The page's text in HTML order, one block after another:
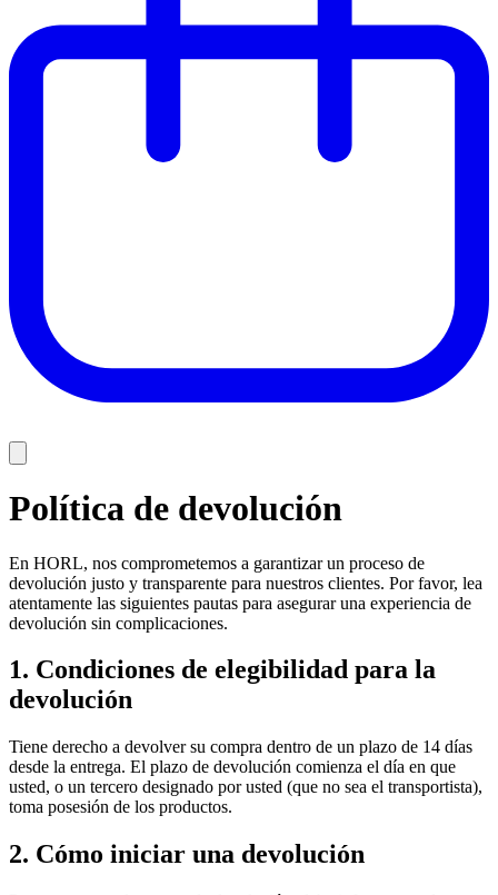
Política de devolución
En HORL, nos comprometemos a garantizar un proceso de
devolución justo y transparente para nuestros clientes. Por favor, lea
atentamente las siguientes pautas para asegurar una experiencia de
devolución sin complicaciones.
1. Condiciones de elegibilidad para la
devolución
Tiene derecho a devolver su compra dentro de un plazo de 14 días
desde la entrega. El plazo de devolución comienza el día en que
usted, o un tercero designado por usted (que no sea el transportista),
toma posesión de los productos.
2. Cómo iniciar una devolución